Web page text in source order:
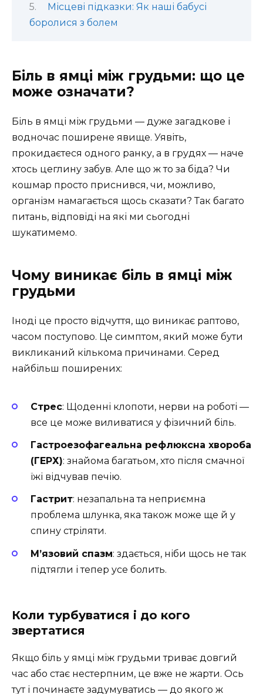
Місцеві підказки: Як наші бабусі
боролися з болем
Біль в ямці між грудьми: що це
може означати?
Біль в ямці між грудьми — дуже загадкове і
водночас поширене явище. Уявіть,
прокидаєтеся одного ранку, а в грудях — наче
хтось цеглину забув. Але що ж то за біда? Чи
кошмар просто приснився, чи, можливо,
організм намагається щось сказати? Так багато
питань, відповіді на які ми сьогодні
шукатимемо.
Чому виникає біль в ямці між
грудьми
Іноді це просто відчуття, що виникає раптово,
часом поступово. Це симптом, який може бути
викликаний кількома причинами. Серед
найбільш поширених:
Стрес: Щоденні клопоти, нерви на роботі —
все це може виливатися у фізичний біль.
Гастроезофагеальна рефлюксна хвороба
(ГЕРХ): знайома багатьом, хто після смачної
їжі відчував печію.
Гастрит: незапальна та неприємна
проблема шлунка, яка також може ще й у
спину стріляти.
М’язовий спазм: здається, ніби щось не так
підтягли і тепер усе болить.
Коли турбуватися і до кого
звертатися
Якщо біль у ямці між грудьми триває довгий
час або стає нестерпним, це вже не жарти. Ось
тут і починаєте задумуватись — до якого ж